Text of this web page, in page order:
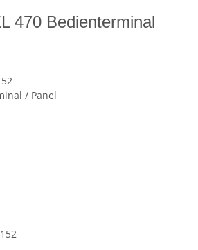
470 Bedienterminal
/ Panel